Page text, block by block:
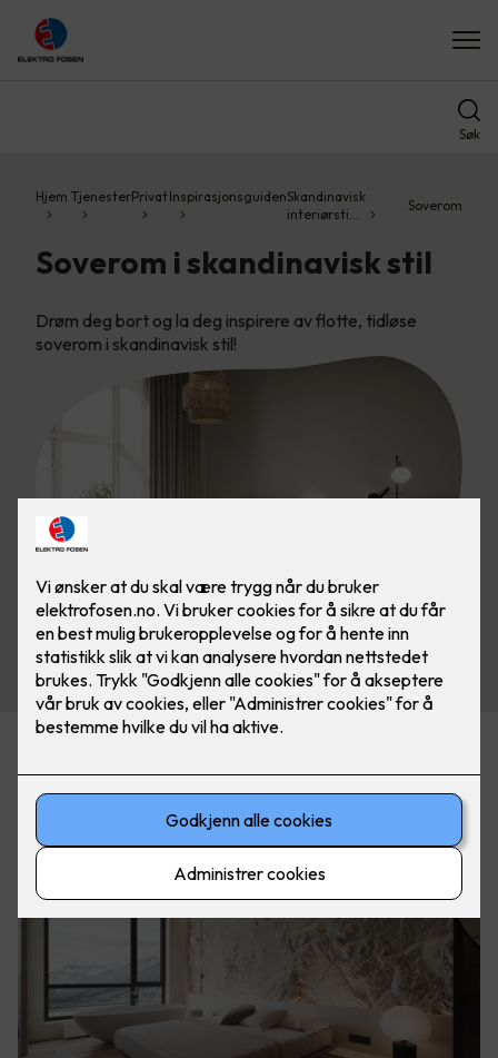
Søk
Hjem TjenesterPrivatInspirasjonsguidenSkandinavisk
interiørsti…
Soverom
Soverom i skandinavisk stil
Drøm deg bort og la deg inspirere av flotte, tidløse
soverom i skandinavisk stil!